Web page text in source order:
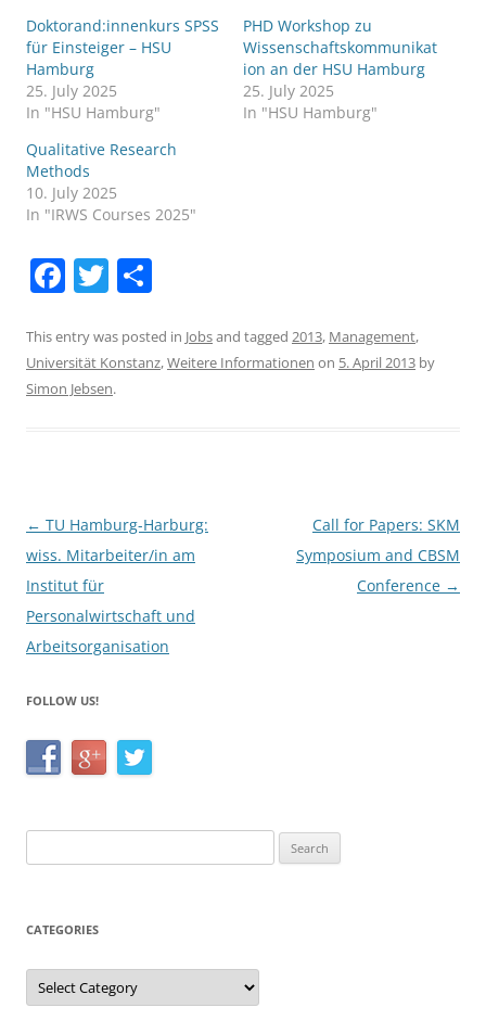
Doktorand:innenkurs SPSS
für Einsteiger – HSU
Hamburg
25. July 2025
In "HSU Hamburg"
PHD Workshop zu
Wissenschaftskommunikat
ion an der HSU Hamburg
25. July 2025
In "HSU Hamburg"
Qualitative Research
Methods
10. July 2025
In "IRWS Courses 2025"
F
c
e
k
T
itt
er
ar
e
This entry was posted in Jobsand tagged 2013, Management,
Universität Konstanz,Weitere Informationen on 5. April 2013 by
Simon Jebsen.
Post
navigation
← TU Hamburg-Harburg:
wiss. Mitarbeiter/in am
Institut für
Personalwirtschaft und
Arbeitsorganisation
Call for Papers: SKM
Symposium and CBSM
Conference →
FOLLOW US!
for:
CATEGORIES
Categories